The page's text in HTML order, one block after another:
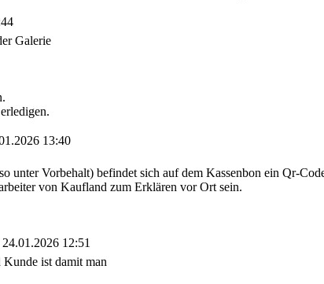
Galerie
13:40
unter Vorbehalt) befindet sich auf dem Kassenbon ein Qr-
von Kaufland zum Erklären vor Ort sein.
12:51
ist damit man